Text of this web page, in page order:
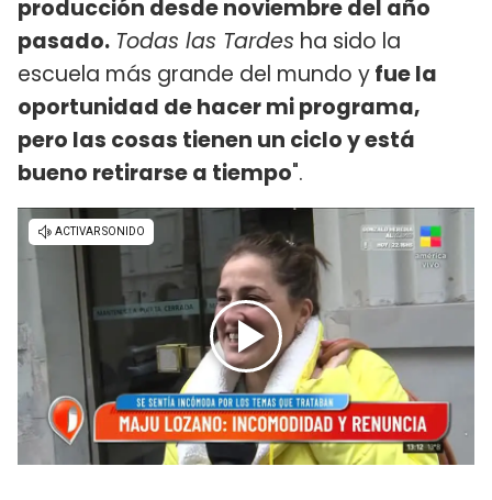
producción desde noviembre del año
pasado. Todas las Tardes ha sido la
escuela más grande del mundo yfue la
oportunidad de hacer mi programa,
pero las cosas tienen un ciclo y está
bueno retirarse a tiempo".